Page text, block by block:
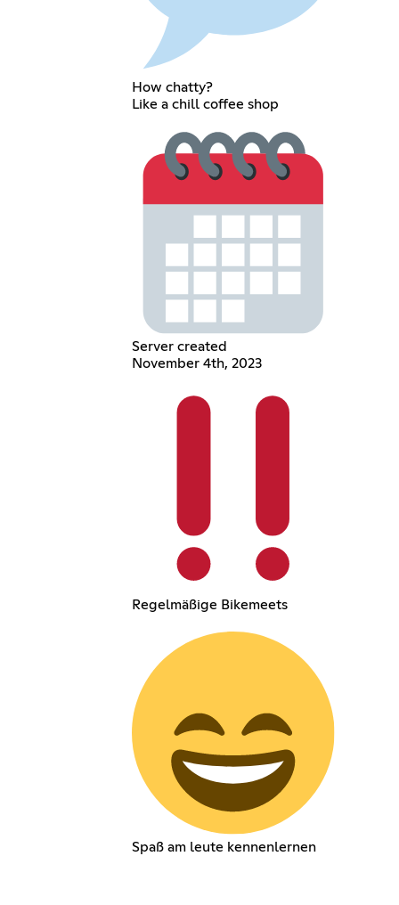
How chatty?
Like a chill coffee shop
Server created
November 4th, 2023
Regelmäßige Bikemeets
Spaß am leute kennenlernen